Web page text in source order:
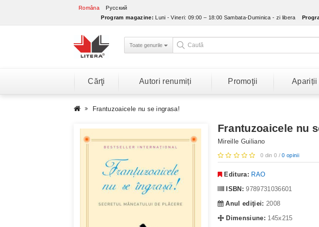
Româna
Русский
Program magazine: Luni - Vineri: 09:00 – 18:00 Sambata-Duminica - zi libera
Toate genurile
Cărţi Autori renumiți Promoţii Apariții
Frantuzoaicele nu se ingrasa!
Frantuzoaicele nu
Mireille Guiliano
0 din 0 /0 opinii
Editura: RAO
ISBN: 9789731036601
Anul ediţiei: 2008
Dimensiune: 145x215